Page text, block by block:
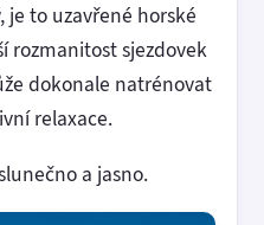
je to uzavřené horské
rozmanitost sjezdovek
dokonale natrénovat
relaxace.
a jasno.